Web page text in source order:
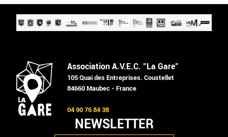
Association A.V.E.C. "La Gare"
105 Quai des Entreprises. Coustellet
84660 Maubec - France
04 90 76 84 38
NEWSLETTER